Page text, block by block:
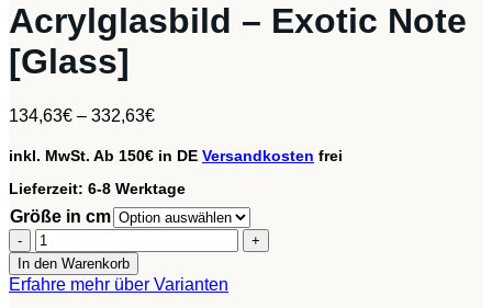
Acrylglasbild – Exotic Note
[Glass]
134,63€ – 332,63€
inkl. MwSt. Ab 150€ in DE Versandkosten frei
Lieferzeit: 6-8 Werktage
Größe in cm
Acrylglasbild
-
Exotic
Note
In den Warenkorb
Erfahre mehr über Varianten